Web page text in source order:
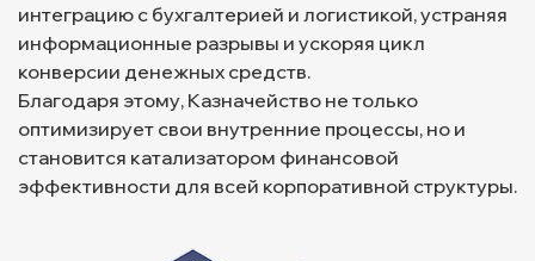
интеграцию с бухгалтерией и логистикой, устраняя
информационные разрывы и ускоряя цикл
конверсии денежных средств.
Благодаря этому, Казначейство не только
оптимизирует свои внутренние процессы, но и
становится катализатором финансовой
эффективности для всей корпоративной структуры.